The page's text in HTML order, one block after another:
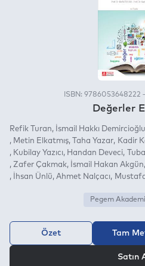
ISBN: 9786053648222
Değerler
Refik Turan İsmail Hakkı Demircioğlu
Metin Elkatmış
Taha Yazar Kadir
Kubilay Yazıcı
Handan Deveci
Zafer Çakmak
İsmail Hakan Akgün
İhsan Ünlü Ahmet Nalçacı
Pegem Akademi
Özet Tam
Satın